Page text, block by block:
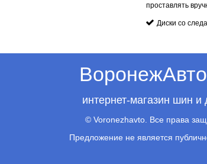
проставлять
Диски со
интернет-магазин шин и
© Voronezhavto. Все права
Предложение не является